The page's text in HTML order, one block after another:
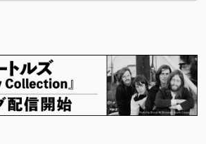
タイルが見事に融合し
た楽曲となっている。